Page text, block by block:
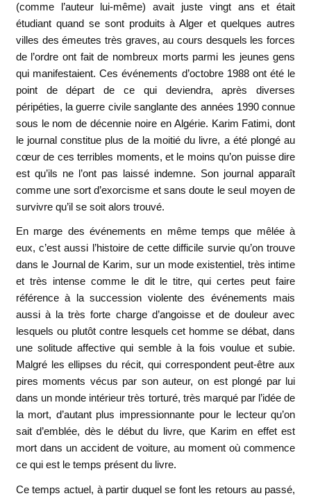
(comme l’auteur lui-même) avait juste vingt ans et était
étudiant quand se sont produits à Alger et quelques autres
villes des émeutes très graves, au cours desquels les forces
de l’ordre ont fait de nombreux morts parmi les jeunes gens
qui manifestaient. Ces événements d’octobre 1988 ont été le
point de départ de ce qui deviendra, après diverses
péripéties, la guerre civile sanglante des années 1990 connue
sous le nom de décennie noire en Algérie. Karim Fatimi, dont
le journal constitue plus de la moitié du livre, a été plongé au
cœur de ces terribles moments, et le moins qu’on puisse dire
est qu’ils ne l’ont pas laissé indemne. Son journal apparaît
comme une sort d’exorcisme et sans doute le seul moyen de
survivre qu’il se soit alors trouvé.
En marge des événements en même temps que mêlée à
eux, c’est aussi l’histoire de cette difficile survie qu’on trouve
dans le Journal de Karim, sur un mode existentiel, très intime
et très intense comme le dit le titre, qui certes peut faire
référence à la succession violente des événements mais
aussi à la très forte charge d’angoisse et de douleur avec
lesquels ou plutôt contre lesquels cet homme se débat, dans
une solitude affective qui semble à la fois voulue et subie.
Malgré les ellipses du récit, qui correspondent peut-être aux
pires moments vécus par son auteur, on est plongé par lui
dans un monde intérieur très torturé, très marqué par l’idée de
la mort, d’autant plus impressionnante pour le lecteur qu’on
sait d’emblée, dès le début du livre, que Karim en effet est
mort dans un accident de voiture, au moment où commence
ce qui est le temps présent du livre.
Ce temps actuel, à partir duquel se font les retours au passé,